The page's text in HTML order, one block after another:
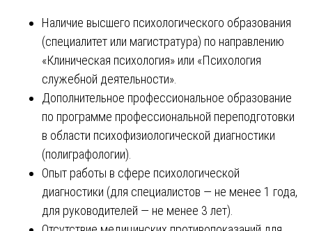
Наличие высшего психологического образования
(специалитет или магистратура) по направлению
«Клиническая психология» или «Психология
служебной деятельности».
Дополнительное профессиональное образование
по программе профессиональной переподготовки
в области психофизиологической диагностики
(полиграфологии).
Опыт работы в сфере психологической
диагностики (для специалистов — не менее 1 года,
для руководителей — не менее 3 лет).